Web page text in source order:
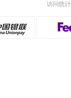
访问统